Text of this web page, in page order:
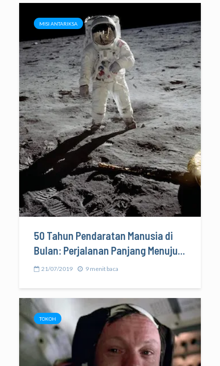
MISI ANTARIKSA
50 Tahun Pendaratan Manusia di
Bulan: Perjalanan Panjang Menuju...
21/07/2019 9 menit baca
TOKOH